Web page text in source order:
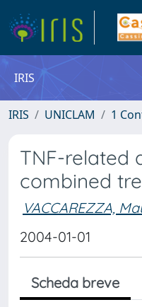
IRIS
IRIS UNICLAM 1
TNF-related
combined
VACCAREZZA,
2004-01-01
Scheda breve